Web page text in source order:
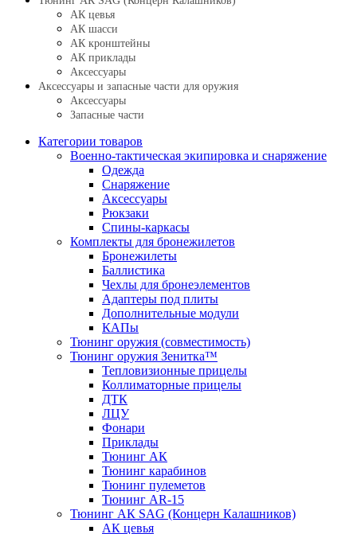
АК цевья
АК шасси
АК кронштейны
АК приклады
Аксессуары
Аксессуары и запасные части для оружия
Аксессуары
Запасные части
Категории товаров
Военно-тактическая экипировка и снаряжение
Одежда
Снаряжение
Аксессуары
Рюкзаки
Спины-каркасы
Комплекты для бронежилетов
Бронежилеты
Баллистика
Чехлы для бронеэлементов
Адаптеры под плиты
Дополнительные модули
КАПы
Тюнинг оружия (совместимость)
Тюнинг оружия Зенитка™
Тепловизионные прицелы
Коллиматорные прицелы
ДТК
ЛЦУ
Фонари
Приклады
Тюнинг АК
Тюнинг карабинов
Тюнинг пулеметов
Тюнинг AR-15
Тюнинг АК SAG (Концерн Калашников)
АК цевья